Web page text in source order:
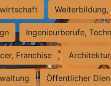
Ingenieurberufe,
Franchise
Öffentlicher